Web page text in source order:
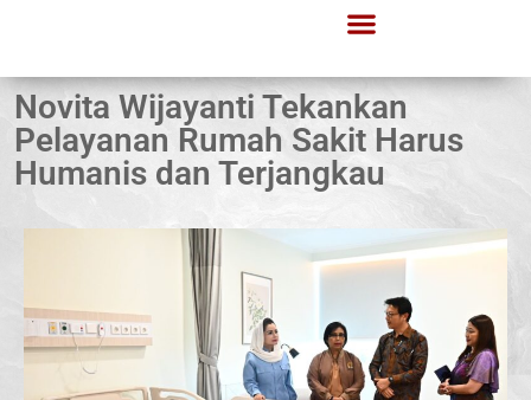
Novita Wijayanti Tekankan
Pelayanan Rumah Sakit Harus
Humanis dan Terjangkau